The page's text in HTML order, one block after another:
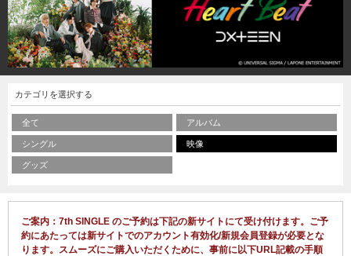
カテゴリを選択する
全て アルバム
シングル 映像
グッズ
ご案内：7th SINGLE のご予約は下記の新サイトにて受け付けます。ご予
約にあたっては新サイトでのアカウント有効化/新規会員登録が必要とな
ります。スムーズにご購入いただくために、事前に以下URL記載の手順